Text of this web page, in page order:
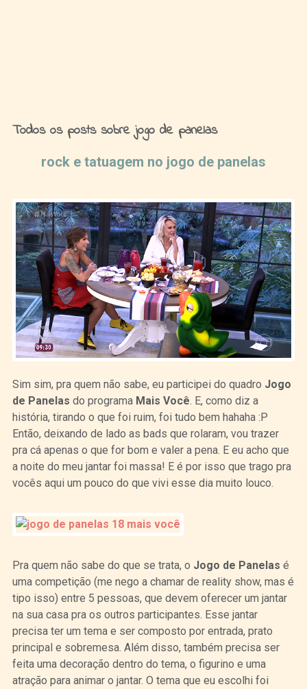
Todos os posts sobre jogo de panelas
rock e tatuagem no jogo de panelas
Sim sim, pra quem não sabe, eu participei do quadro Jogo
de Panelas do programa Mais Você . E, como diz a
história, tirando o que foi ruim, foi tudo bem hahaha :P
Então, deixando de lado as bads que rolaram, vou trazer
pra cá apenas o que for bom e valer a pena. E eu acho que
a noite do meu jantar foi massa! E é por isso que trago pra
vocês aqui um pouco do que vivi esse dia muito louco.
Pra quem não sabe do que se trata, o Jogo de Panelas é
uma competição (me nego a chamar de reality show, mas é
tipo isso) entre 5 pessoas, que devem oferecer um jantar
na sua casa pra os outros participantes. Esse jantar
precisa ter um tema e ser composto por entrada, prato
principal e sobremesa. Além disso, também precisa ser
feita uma decoração dentro do tema, o figurino e uma
atração para animar o jantar. O tema que eu escolhi foi